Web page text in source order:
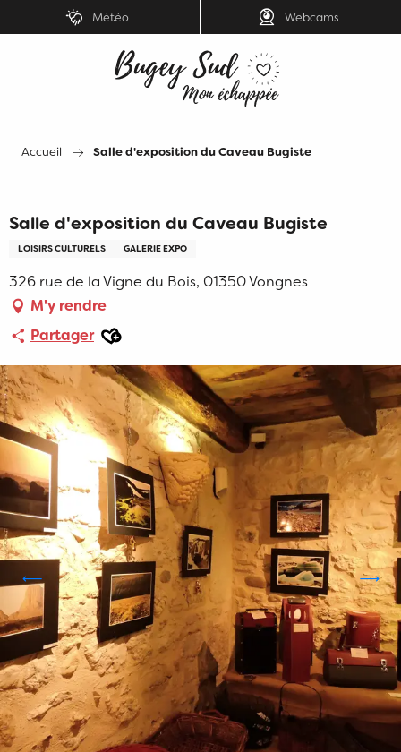
au
Météo Webcams
Accueil Salle d'exposition du Caveau Bugiste
Salle d'exposition du Caveau Bugiste
LOISIRS CULTURELS GALERIE EXPO
326 rue de la Vigne du Bois, 01350 Vongnes
M'y rendre
PartagerAjouter aux favoris